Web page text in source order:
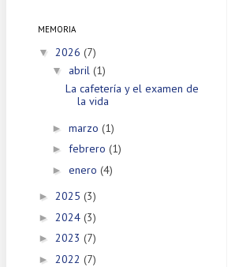
MEMORIA
▼ 2026 (7)
▼ abril (1)
La cafetería y el examen de
la vida
► marzo (1)
► febrero (1)
► enero (4)
► 2025 (3)
► 2024 (3)
► 2023 (7)
► 2022 (7)